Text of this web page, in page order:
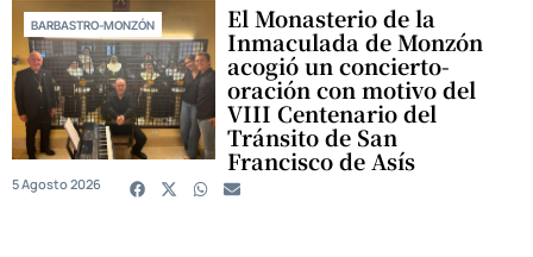
BARBASTRO-MONZÓN El Monasterio de la
Inmaculada de Monzón
acogió un concierto-
oración con motivo del
VIII Centenario del
Tránsito de San
Francisco de Asís
5 Agosto 2026